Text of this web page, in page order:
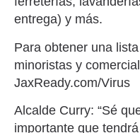
entrega) y más.
Para obtener una
minoristas y
JaxReady.com/Virus
Alcalde Curry: “Sé
importante que